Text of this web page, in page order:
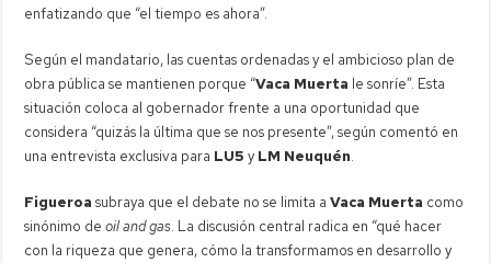
enfatizando que “el tiempo es ahora”.
Según el mandatario, las cuentas ordenadas y el ambicioso plan de
obra pública se mantienen porque “Vaca Muerta le sonríe”. Esta
situación coloca al gobernador frente a una oportunidad que
considera “quizás la última que se nos presente”, según comentó en
una entrevista exclusiva para LU5 y LM Neuquén.
Figueroa subraya que el debate no se limita aVaca Muerta como
sinónimo deoil and gas. La discusión central radica en “qué hacer
con la riqueza que genera, cómo la transformamos en desarrollo y